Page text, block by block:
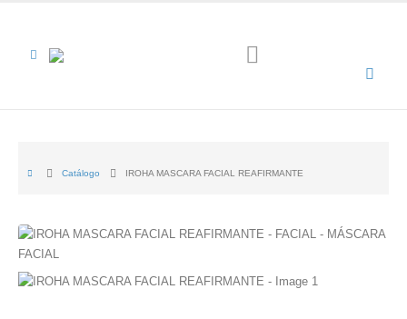
Catálogo IROHA MASCARA FACIAL REAFIRMANTE